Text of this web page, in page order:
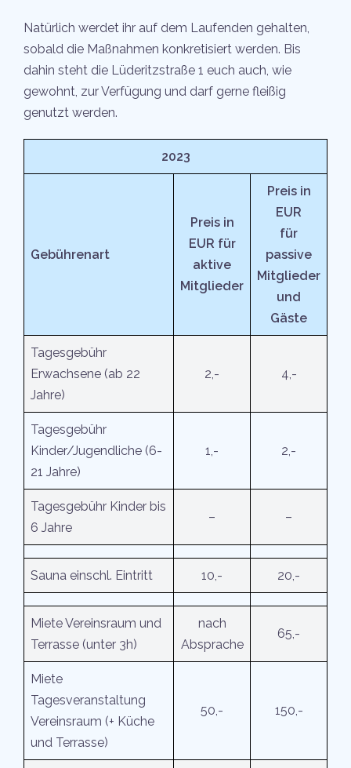
Natürlich werdet ihr auf dem Laufenden gehalten,
sobald die Maßnahmen konkretisiert werden. Bis
dahin steht die Lüderitzstraße 1 euch auch, wie
gewohnt, zur Verfügung und darf gerne fleißig
genutzt werden.
2023
Gebührenart
Preis in
EUR für
aktive
Mitglieder
Preis in
EUR
für
passive
Mitglieder
und
Gäste
Tagesgebühr
Erwachsene (ab 22
Jahre)
2,- 4,-
Tagesgebühr
Kinder/Jugendliche (6-
21 Jahre)
1,- 2,-
Tagesgebühr Kinder bis
6 Jahre
– –
Sauna einschl. Eintritt 10,- 20,-
Miete Vereinsraum und
Terrasse (unter 3h)
nach
Absprache
65,-
Miete
Tagesveranstaltung
Vereinsraum (+ Küche
und Terrasse)
50,- 150,-